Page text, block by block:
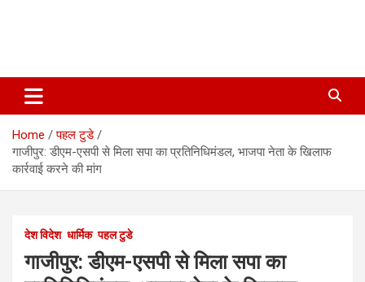
Home
पहल टुडे
गाजीपुर: डीएम-एसपी से मिला सपा का प्रतिनिधिमंडल, भाजपा नेता के खिलाफ
कार्रवाई करने की मांग
देश विदेश धार्मिक पहल टुडे
गाजीपुर: डीएम-एसपी से मिला सपा का